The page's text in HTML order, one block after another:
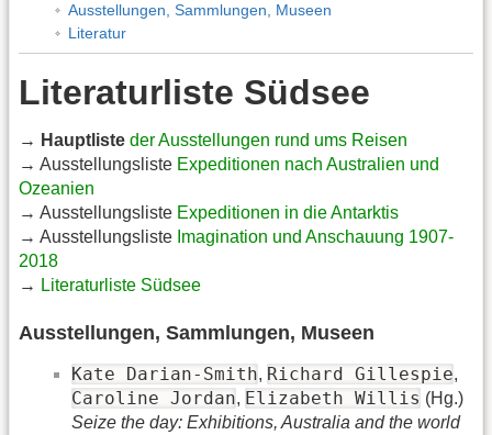
Ausstellungen, Sammlungen, Museen
Literatur
Literaturliste Südsee
→ Hauptliste der Ausstellungen rund ums Reisen
→ Ausstellungsliste Expeditionen nach Australien und
Ozeanien
→ Ausstellungsliste Expeditionen in die Antarktis
→ Ausstellungsliste Imagination und Anschauung 1907-
2018
→ Literaturliste Südsee
Ausstellungen, Sammlungen, Museen
Kate Darian-Smith, Richard Gillespie,
Caroline Jordan, Elizabeth Willis (Hg.)
Seize the day: Exhibitions, Australia and the world